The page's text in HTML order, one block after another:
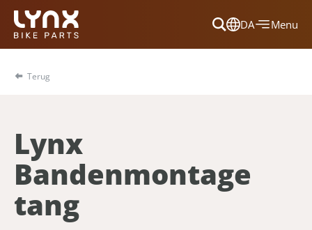
DA
Dansk
Menu
Terug
Lynx
Bandenmontage
tang